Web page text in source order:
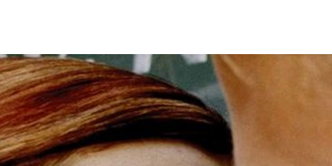
Søk
Temaer
Cupido
Erotiske artikler
Lyst
Praksis
Club Hovedside
Profilsøk
Forum
Grupper
Info om
Kjøp eller
Kjøp